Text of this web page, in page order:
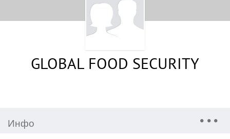
GLOBAL FOOD SECURITY
Инфо